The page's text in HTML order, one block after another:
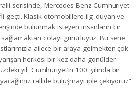
serisinde, Mercedes-Benz Cumhuriyet
geçti. Klasik otomobillere ilgi duyan ve
bulunmak isteyen insanların bir
dolayı gururluyuz. Bu sene
ailece bir araya gelmekten çok
herkesi bir kez daha gönülden
yıl, Cumhuriyet’in 100. yılında bir
rallide buluşmayı iple çekiyoruz”